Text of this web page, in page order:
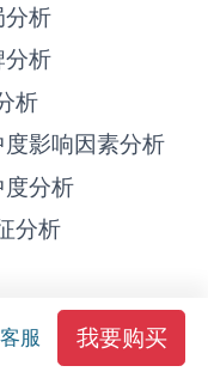
分析
分析
析
影响因素分析
分析
分析
服 我要购买